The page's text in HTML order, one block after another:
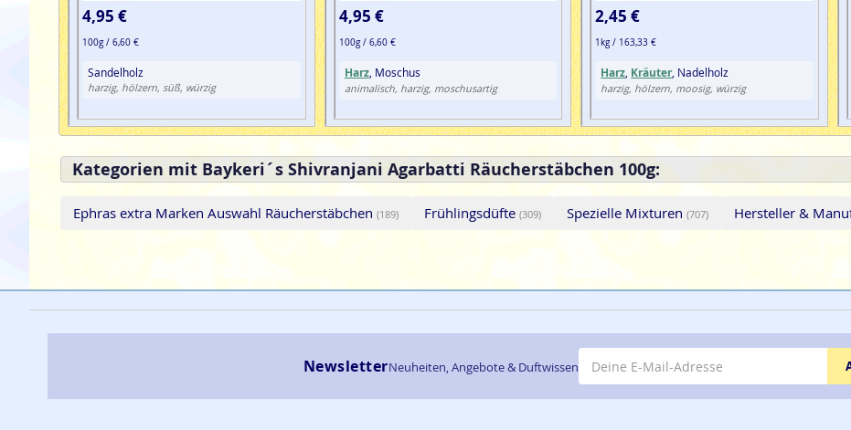
4,95 €
100g / 6,60 €
Sandelholz
harzig, hölzern, süß, würzig
4,95 €
100g / 6,60 €
Harz, Moschus
animalisch, harzig, moschusartig
2,45 €
1kg / 163,33 €
Harz Kräuter, Nadelholz
harzig, hölzern, moosig, würzig
Kategorien mit Baykeri´s Shivranjani Agarbatti Räucherstäbchen 100g:
Ephras extra Marken Auswahl Räucherstäbchen (189) Frühlingsdüfte (309) Spezielle Mixturen (707) Hersteller &
NewsletterNeuheiten, Angebote & Duftwissen